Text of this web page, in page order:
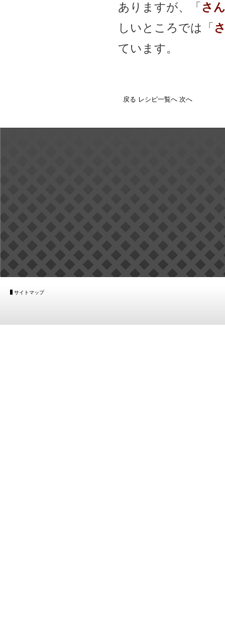
ありますが、「 さ
しいところでは「
ています。
戻る レシピ一覧へ 次へ
サイトマップ